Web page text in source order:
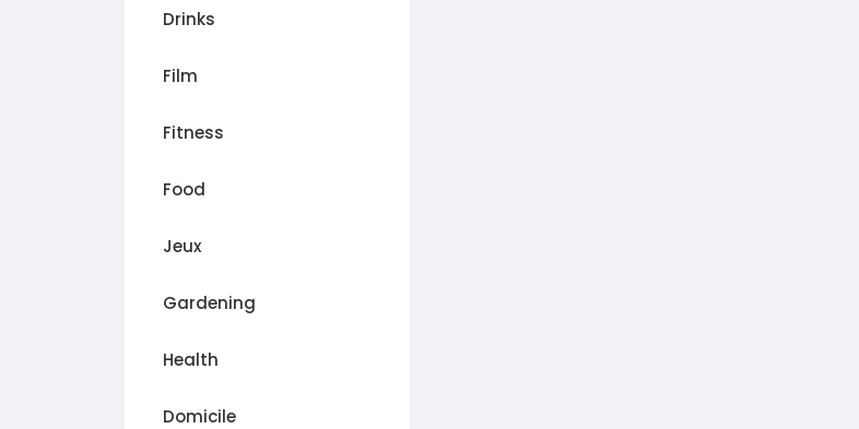
Drinks
Film
Fitness
Food
Jeux
Gardening
Health
Domicile